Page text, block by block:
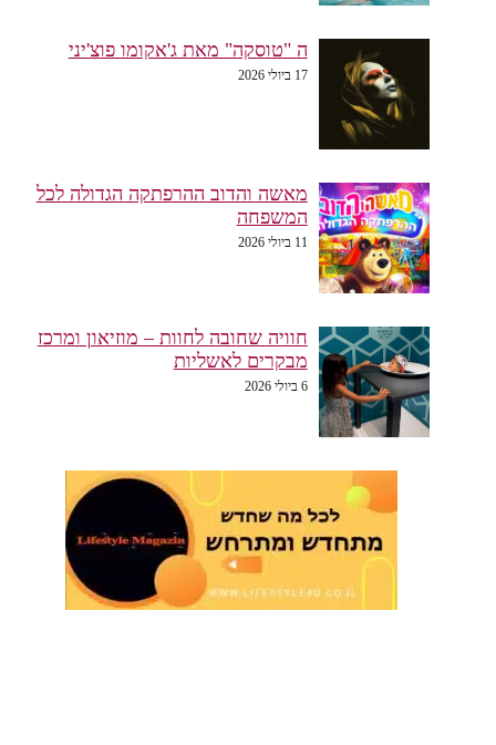
ה "טוסקה" מאת ג'אקומו פוצ'יני
17 ביולי 2026
מאשה והדוב ההרפתקה הגדולה לכל
המשפחה
11 ביולי 2026
חוויה שחובה לחוות – מוזיאון ומרכז
מבקרים לאשליות
6 ביולי 2026